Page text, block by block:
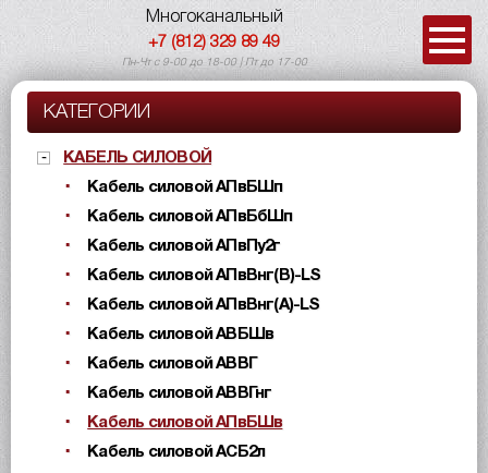
Многоканальный
+7 (812) 329 89 49
Пн-Чт с 9-00 до 18-00 | Пт до 17-00
КАТЕГОРИИ
КАБЕЛЬ СИЛОВОЙ
Кабель силовой АПвБШп
Кабель силовой АПвБбШп
Кабель силовой АПвПу2г
Кабель силовой АПвВнг(B)-LS
Кабель силовой АПвВнг(A)-LS
Кабель силовой АВБШв
Кабель силовой АВВГ
Кабель силовой АВВГнг
Кабель силовой АПвБШв
Кабель силовой АСБ2л